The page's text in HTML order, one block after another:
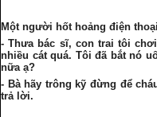
Một người hốt hoảng điện
- Thưa bác sĩ, con trai tôi
nhiều cát quá. Tôi đã bắt nó
nữa ạ?
- Bà hãy trông kỹ đừng để
trả lời.